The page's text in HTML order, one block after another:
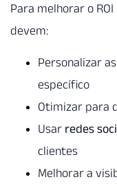
Para melhorar o ROI
devem:
Personalizar
específico
Otimizar para
Usar redes
clientes
Melhorar a